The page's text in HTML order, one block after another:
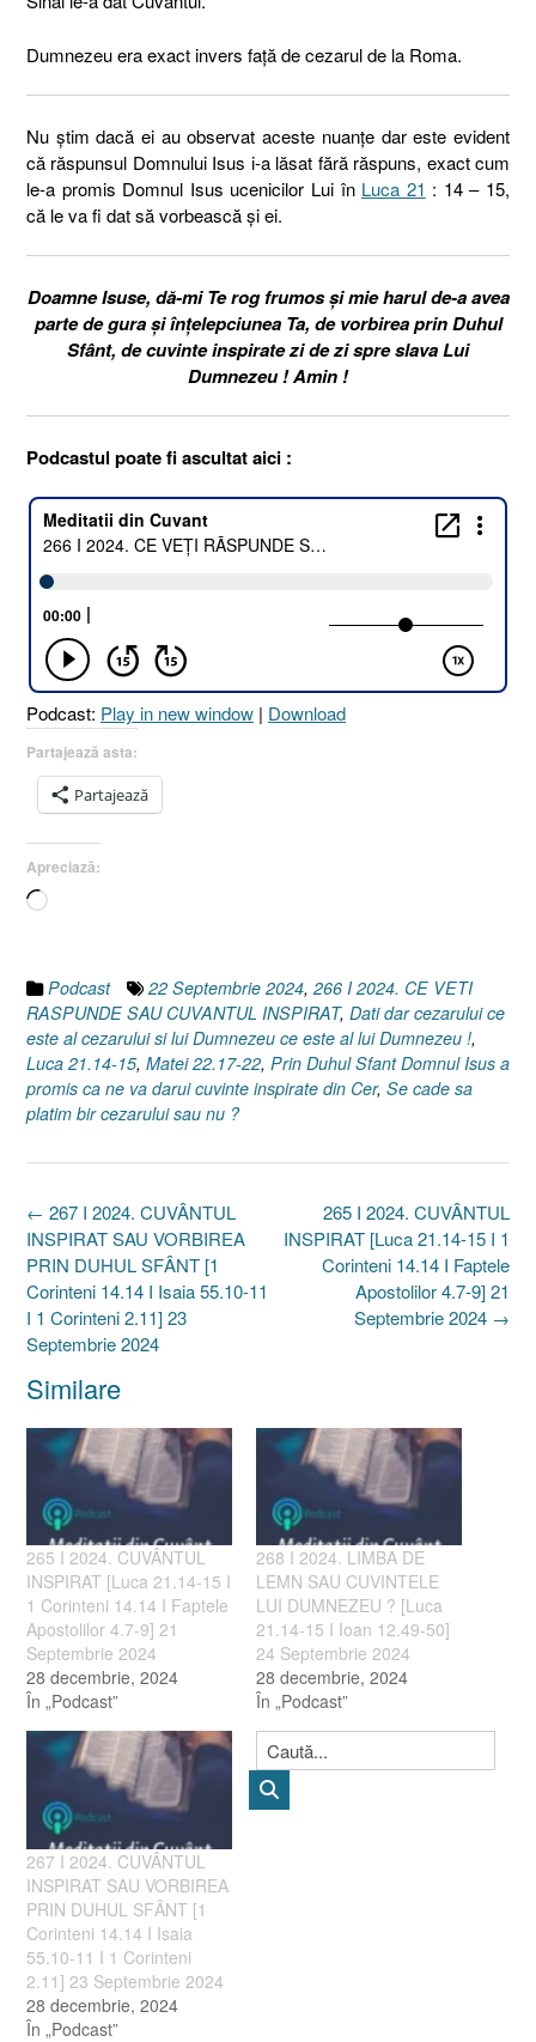
Dumnezeu era exact invers față de cezarul de la Roma.
Nu știm dacă ei au observat aceste nuanțe dar este evident
că răspunsul Domnului Isus i-a lăsat fără răspuns, exact cum
le-a promis Domnul Isus ucenicilor Lui în Luca 21 : 14 – 15,
că le va fi dat să vorbească și ei.
Doamne Isuse, dă-mi Te rog frumos și mie harul de-a avea
parte de gura și înțelepciunea Ta, de vorbirea prin Duhul
Sfânt, de cuvinte inspirate zi de zi spre slava Lui
Dumnezeu ! Amin !
Podcastul poate fi ascultat aici :
Podcast: Play in new window | Download
Partajează asta:
Partajează
Apreciază:
Încarc...
Podcast 22 Septembrie 2024, 266 I 2024. CE VETI
RASPUNDE SAU CUVANTUL INSPIRAT, Dati dar cezarului ce
este al cezarului si lui Dumnezeu ce este al lui Dumnezeu !,
Luca 21.14-15, Matei 22.17-22, Prin Duhul Sfant Domnul Isus a
promis ca ne va darui cuvinte inspirate din Cer, Se cade sa
platim bir cezarului sau nu ?
Post
navigation
265 I 2024. CUVÂNTUL
INSPIRAT [Luca 21.14-15 I 1
Corinteni 14.14 I Faptele
Apostolilor 4.7-9] 21
Septembrie 2024 →
← 267 I 2024. CUVÂNTUL
INSPIRAT SAU VORBIREA
PRIN DUHUL SFÂNT [1
Corinteni 14.14 I Isaia 55.10-11
I 1 Corinteni 2.11] 23
Septembrie 2024
Similare
265 I 2024. CUVÂNTUL
INSPIRAT [Luca 21.14-15 I
1 Corinteni 14.14 I Faptele
Apostolilor 4.7-9] 21
Septembrie 2024
28 decembrie, 2024
În „Podcast”
268 I 2024. LIMBA DE
LEMN SAU CUVINTELE
LUI DUMNEZEU ? [Luca
21.14-15 I Ioan 12.49-50]
24 Septembrie 2024
28 decembrie, 2024
În „Podcast”
267 I 2024. CUVÂNTUL
INSPIRAT SAU VORBIREA
PRIN DUHUL SFÂNT [1
Corinteni 14.14 I Isaia
55.10-11 I 1 Corinteni
2.11] 23 Septembrie 2024
28 decembrie, 2024
În „Podcast”